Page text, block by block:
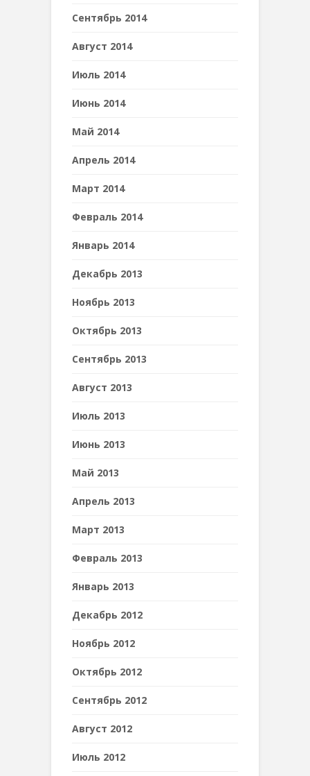
Сентябрь 2014
Август 2014
Июль 2014
Июнь 2014
Май 2014
Апрель 2014
Март 2014
Февраль 2014
Январь 2014
Декабрь 2013
Ноябрь 2013
Октябрь 2013
Сентябрь 2013
Август 2013
Июль 2013
Июнь 2013
Май 2013
Апрель 2013
Март 2013
Февраль 2013
Январь 2013
Декабрь 2012
Ноябрь 2012
Октябрь 2012
Сентябрь 2012
Август 2012
Июль 2012